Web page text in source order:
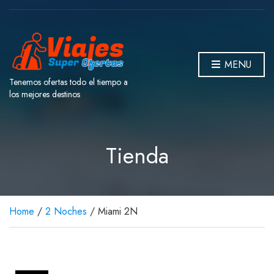
Tenemos ofertas todo el tiempo a
los mejores destinos
MENU
Tienda
Home / 2 Noches / Miami 2N